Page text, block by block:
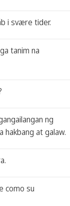
i svære tider.
tanim na
ng
hakbang at galaw.
como su